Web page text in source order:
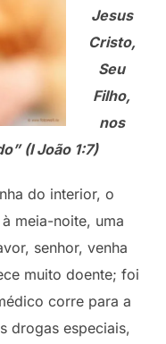
Jesus
Cristo,
Seu
Filho,
nos
(I João 1:7)
do interior, o
meia-noite, uma
senhor, venha
muito doente; foi
corre para a
drogas especiais,